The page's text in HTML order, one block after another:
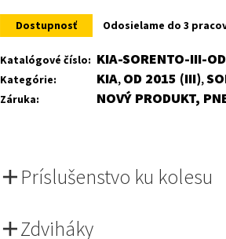
was:
195,15 €.
is:
Dostupnosť Odosielame do 3
Katalógové číslo: KIA-SORENTO-III-
Kategórie: KIA, OD 2015 (III),
Záruka: NOVÝ PRODUKT,
Príslušenstvo ku kolesu
Zdviháky